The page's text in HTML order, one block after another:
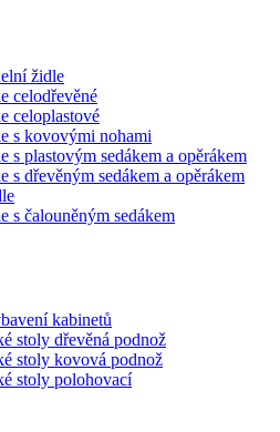
židle
celodřevěné
celoplastové
s kovovými nohami
s plastovým sedákem a opěrákem
s dřevěným sedákem a opěrákem
s čalouněným sedákem
kabinetů
stoly dřevěná podnož
stoly kovová podnož
stoly polohovací